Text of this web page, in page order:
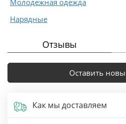
Молодежная одежда
Нарядные
Отзывы
Оставить
Как мы доставляем